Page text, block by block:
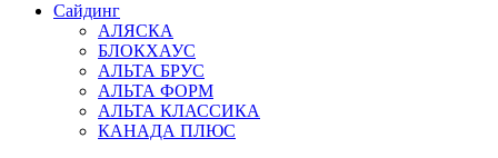
Сайдинг
АЛЯСКА
БЛОКХАУС
АЛЬТА БРУС
АЛЬТА ФОРМ
АЛЬТА КЛАССИКА
КАНАДА ПЛЮС